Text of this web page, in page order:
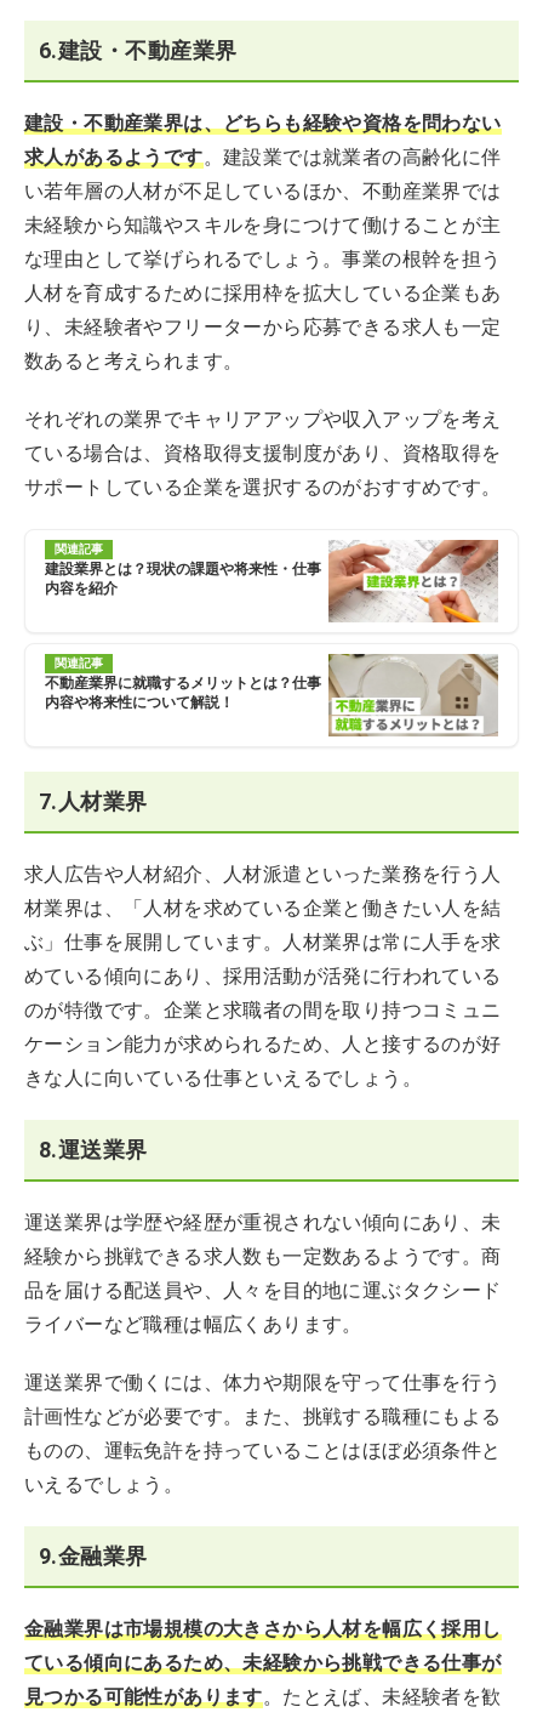
6.建設・不動産業界
建設・不動産業界は、どちらも経験や資格を問わない
求人があるようです。建設業では就業者の高齢化に伴
い若年層の人材が不足しているほか、不動産業界では
未経験から知識やスキルを身につけて働けることが主
な理由として挙げられるでしょう。事業の根幹を担う
人材を育成するために採用枠を拡大している企業もあ
り、未経験者やフリーターから応募できる求人も一定
数あると考えられます。
それぞれの業界でキャリアアップや収入アップを考え
ている場合は、資格取得支援制度があり、資格取得を
サポートしている企業を選択するのがおすすめです。
関連記事
建設業界とは？現状の課題や将来性・仕事
内容を紹介
関連記事
不動産業界に就職するメリットとは？仕事
内容や将来性について解説！
7.人材業界
求人広告や人材紹介、人材派遣といった業務を行う人
材業界は、「人材を求めている企業と働きたい人を結
ぶ」仕事を展開しています。人材業界は常に人手を求
めている傾向にあり、採用活動が活発に行われている
のが特徴です。企業と求職者の間を取り持つコミュニ
ケーション能力が求められるため、人と接するのが好
きな人に向いている仕事といえるでしょう。
8.運送業界
運送業界は学歴や経歴が重視されない傾向にあり、未
経験から挑戦できる求人数も一定数あるようです。商
品を届ける配送員や、人々を目的地に運ぶタクシード
ライバーなど職種は幅広くあります。
運送業界で働くには、体力や期限を守って仕事を行う
計画性などが必要です。また、挑戦する職種にもよる
ものの、運転免許を持っていることはほぼ必須条件と
いえるでしょう。
9.金融業界
金融業界は市場規模の大きさから人材を幅広く採用し
ている傾向にあるため、未経験から挑戦できる仕事が
見つかる可能性があります。たとえば、未経験者を歓